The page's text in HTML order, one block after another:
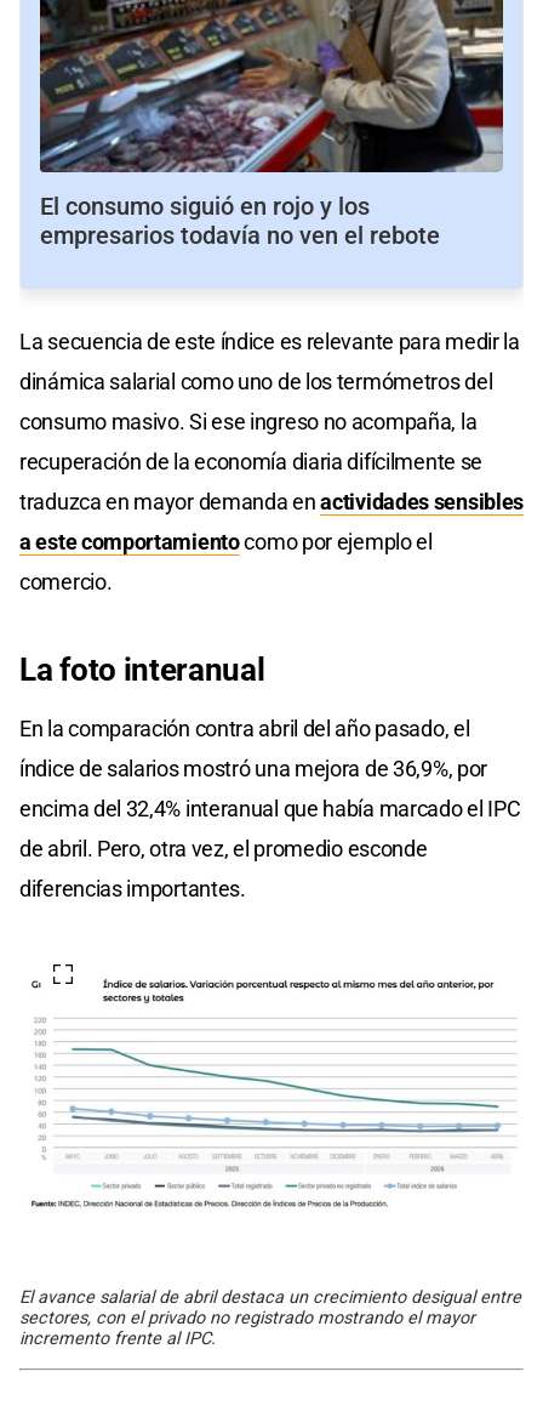
El consumo siguió en rojo y los
empresarios todavía no ven el rebote
La secuencia de este índice es relevante para medir la
dinámica salarial como uno de los termómetros del
consumo masivo. Si ese ingreso no acompaña, la
recuperación de la economía diaria difícilmente se
traduzca en mayor demanda enactividades sensibles
a este comportamientocomo por ejemplo el
comercio.
La foto interanual
En la comparación contra abril del año pasado, el
índice de salarios mostró una mejora de 36,9%, por
encima del 32,4% interanual que había marcado el IPC
de abril. Pero, otra vez, el promedio esconde
diferencias importantes.
El avance salarial de abril destaca un crecimiento desigual entre
sectores, con el privado no registrado mostrando el mayor
incremento frente al IPC.